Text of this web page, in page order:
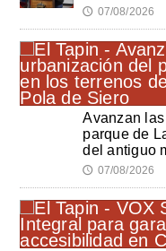
🕔 07/08/2026
Avanzan
parque de
del antiguo
🕔 07/08/2026